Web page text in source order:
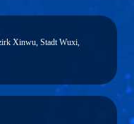
Xinwu, Stadt Wuxi,